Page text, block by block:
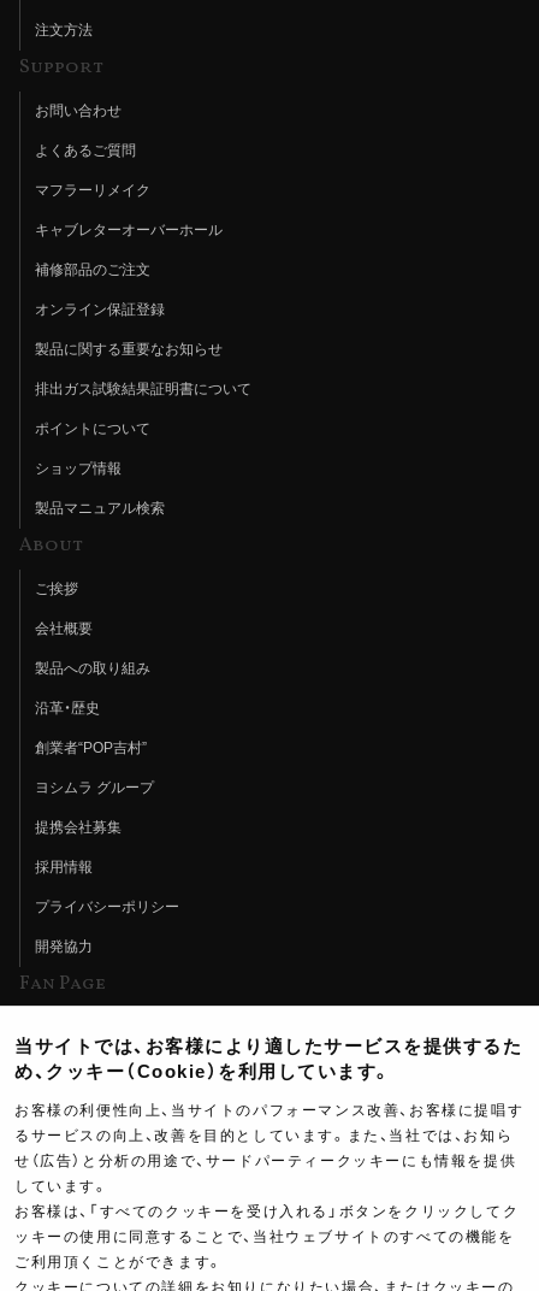
注文方法
Support
お問い合わせ
よくあるご質問
マフラーリメイク
キャブレターオーバーホール
補修部品のご注文
オンライン保証登録
製品に関する重要なお知らせ
排出ガス試験結果証明書について
ポイントについて
ショップ情報
製品マニュアル検索
About
ご挨拶
会社概要
製品への取り組み
沿革・歴史
創業者“POP吉村”
ヨシムラ グループ
提携会社募集
採用情報
プライバシーポリシー
開発協力
Fan Page
ヨシムラTV
イベント情報
イベントスケジュール
ツーリングブレイクタイム
製品ポスター
当サイトでは、お客様により適したサービスを提供するた
め、クッキー（Cookie）を利用しています。
お客様の利便性向上、当サイトのパフォーマンス改善、お客様に提唱す
るサービスの向上、改善を目的としています。また、当社では、お知ら
せ（広告）と分析の用途で、サードパーティークッキーにも情報を提供
しています。
お客様は、「すべてのクッキーを受け入れる」ボタンをクリックしてク
ッキーの使用に同意することで、当社ウェブサイトのすべての機能を
ご利用頂くことができます。
クッキーについての詳細をお知りになりたい場合、またはクッキーの